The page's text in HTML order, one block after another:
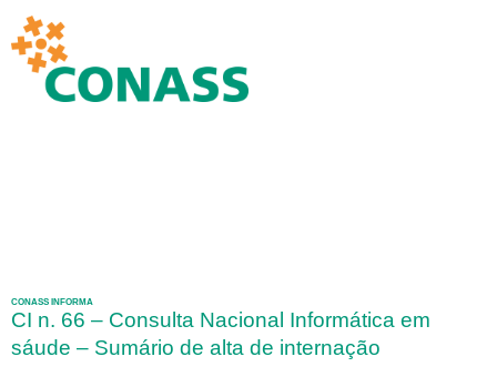
CONASS INFORMA
CI n. 66 – Consulta Nacional Informática em
sáude – Sumário de alta de internação